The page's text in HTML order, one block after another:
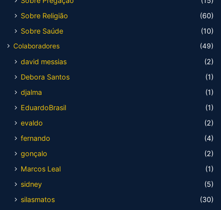
Sobre Religião
(60)
Sobre Saúde
(10)
Colaboradores (49)
david messias
(2)
Debora Santos
(1)
djalma
(1)
EduardoBrasil
(1)
evaldo
(2)
fernando
(4)
gonçalo
(2)
Marcos Leal
(1)
sidney
(5)
silasmatos
(30)